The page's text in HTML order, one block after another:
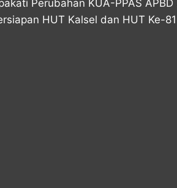
Perubahan KUA-PPAS APBD
HUT Kalsel dan HUT Ke-